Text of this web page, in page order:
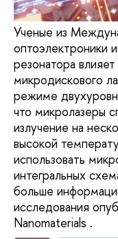
Ученые из
оптоэлектроники
резонатора
микродискового
режиме
что микролазеры
излучение на
высокой
использовать
интегральных
больше
исследования
Nanomaterials .